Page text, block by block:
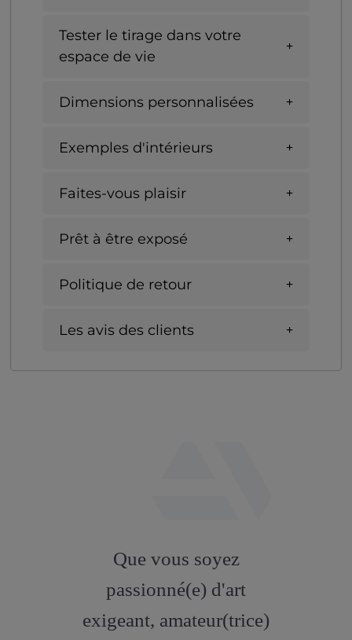
Tester le tirage dans votre
espace de vie
Dimensions personnalisées
Exemples d'intérieurs
Faites-vous plaisir
Prêt à être exposé
Politique de retour
Les avis des clients
artstation
Que vous soyez
passionné(e) d'art
exigeant, amateur(trice)